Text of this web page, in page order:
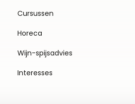
Cursussen
Horeca
Wijn-spijsadvies
Interesses